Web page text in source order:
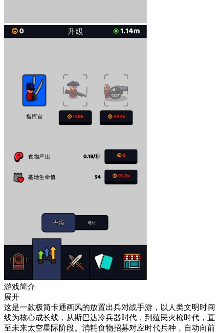
游戏简介
展开
这是一款极简卡通画风的放置出兵对战手游，以人类文明时间
线为核心成长线，从斯巴达冷兵器时代，到殖民火枪时代，直
至未来太空星际阶段。消耗食物招募对应时代兵种，自动向前